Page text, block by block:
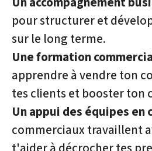
pour structurer et
sur le long terme.
Une formation
apprendre à vendre ton
tes clients et booster ton
Un appui des équipes en
commerciaux travaillent